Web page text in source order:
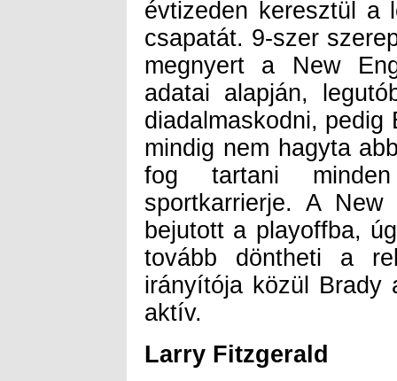
megnyert a New
adatai alapján,
diadalmaskodni,
mindig nem hagyta
fog tartani
sportkarrierje. A
bejutott a playoffba,
tovább döntheti a
irányítója közül Brady
aktív.
Larry Fitzgerald